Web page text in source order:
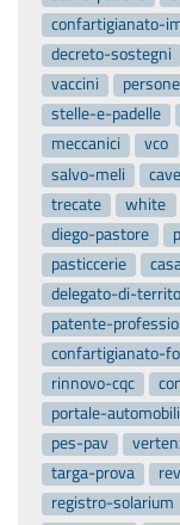
confartigianato-
decreto-sostegni
vaccini
persone
stelle-e-padelle
meccanici
vco
salvo-meli
cave
trecate
white
diego-pastore
pasticcerie
delegato-di-
patente-
confartigianato-
rinnovo-cqc
portale-
pes-pav
targa-prova
registro-solarium